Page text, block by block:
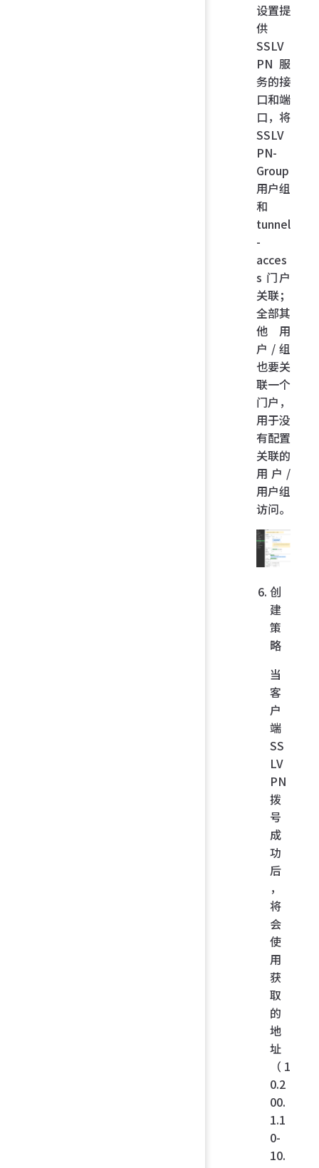
设置提
供
SSLV
PN 服
务的接
口和端
口，将
SSLV
PN-
Group
用户组
和
tunnel
-
acces
s 门户
关联；
全部其
他用
户/组
也要关
联一个
门户，
用于没
有配置
关联的
用户/
用户组
访问。
创
建
策
略
当
客
户
端
SS
LV
PN
拨
号
成
功
后
，
将
会
使
用
获
取
的
地
址
（1
0.2
00.
1.1
0-
10.